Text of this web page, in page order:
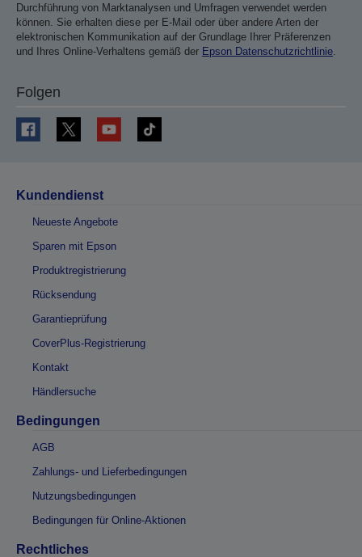
Durchführung von Marktanalysen und Umfragen verwendet werden
können. Sie erhalten diese per E-Mail oder über andere Arten der
elektronischen Kommunikation auf der Grundlage Ihrer Präferenzen
und Ihres Online-Verhaltens gemäß der Epson Datenschutzrichtlinie.
Folgen
Kundendienst
Neueste Angebote
Sparen mit Epson
Produktregistrierung
Rücksendung
Garantieprüfung
CoverPlus-Registrierung
Kontakt
Händlersuche
Bedingungen
AGB
Zahlungs- und Lieferbedingungen
Nutzungsbedingungen
Bedingungen für Online-Aktionen
Rechtliches